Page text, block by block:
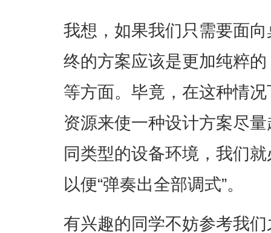
我想，如果我们只需要面
终的方案应该是更加纯粹
等方面。毕竟，在这种情
资源来使一种设计方案尽
同类型的设备环境，我们
以便“弹奏出全部调式”。
有兴趣的同学不妨参考我